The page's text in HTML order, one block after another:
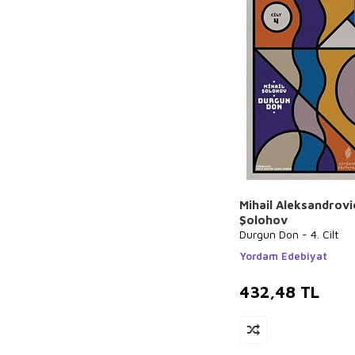
Mihail
Şolohov
Durgun Don - 4. Cilt
Yordam Edebiyat
432,48 TL